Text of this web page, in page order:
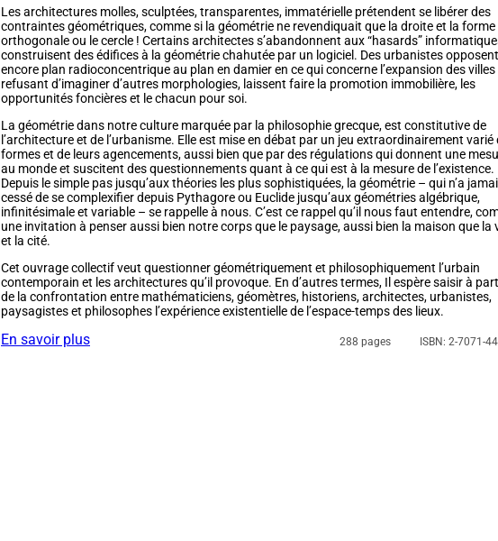
Les architectures molles, sculptées, transparentes, immatérielle prétendent se libérer des
contraintes géométriques, comme si la géométrie ne revendiquait que la droite et la forme
orthogonale ou le cercle ! Certains architectes s’abandonnent aux “hasards”
construisent des édifices à la géométrie chahutée par un logiciel. Des urbanistes opposent
encore plan radioconcentrique au plan en damier en ce qui concerne l’expansion des villes
refusant d’imaginer d’autres morphologies, laissent faire la promotion immobilière, les
opportunités foncières et le chacun pour soi.
La géométrie dans notre culture marquée par la philosophie grecque, est constitutive de
l’architecture et de l’urbanisme. Elle est mise en débat par un jeu extraordinairement varié
formes et de leurs agencements, aussi bien que par des régulations qui donnent une
au monde et suscitent des questionnements quant à ce qui est à la mesure de l’existence.
Depuis le simple pas jusqu’aux théories les plus sophistiquées, la géométrie – qui n’a
cessé de se complexifier depuis Pythagore ou Euclide jusqu’aux géométries algébrique,
infinitésimale et variable – se rappelle à nous. C’est ce rappel qu’il nous faut entendre,
une invitation à penser aussi bien notre corps que le paysage, aussi bien la maison que la
et la cité.
Cet ouvrage collectif veut questionner géométriquement et philosophiquement l’urbain
contemporain et les architectures qu’il provoque. En d’autres termes, Il espère saisir à
de la confrontation entre mathématiciens, géomètres, historiens, architectes, urbanistes,
paysagistes et philosophes l’expérience existentielle de l’espace-temps des lieux.
En savoir plus 288 pages ISBN: 2-7071-